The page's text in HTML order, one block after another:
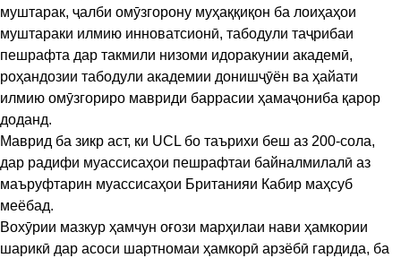
муштарак, ҷалби омӯзгорону муҳаққиқон ба лоиҳаҳои
муштараки илмию инноватсионӣ, табодули таҷрибаи
пешрафта дар такмили низоми идоракунии академӣ,
роҳандозии табодули академии донишҷӯён ва ҳайати
илмию омӯзгориро мавриди баррасии ҳамаҷониба қарор
доданд.
Маврид ба зикр аст, ки UCL бо таърихи беш аз 200-сола,
дар радифи муассисаҳои пешрафтаи байналмилалӣ аз
маъруфтарин муассисаҳои Британияи Кабир маҳсуб
меёбад.
Вохӯрии мазкур ҳамчун оғози марҳилаи нави ҳамкории
шарикӣ дар асоси шартномаи ҳамкорӣ арзёбӣ гардида, ба